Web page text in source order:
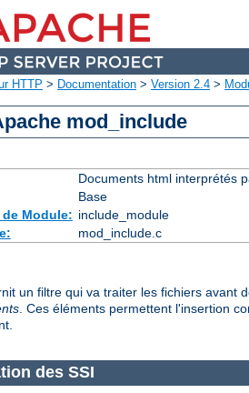
HTTP > Documentation > Version 2.4 >
mod_include
Documents html interprétés
Base
Module: include_module
mod_include.c
un filtre qui va traiter les fichiers avant
. Ces éléments permettent l'insertion
des SSI